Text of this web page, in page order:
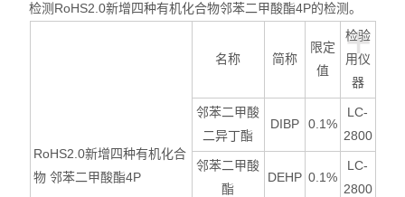
检测RoHS2.0新增四种有机化合物邻苯二甲酸酯4P的检测。
+
RoHS2.0新增四种有机化合
物 邻苯二甲酸酯4P
名称 简称
限定
值
检验
用仪
器
邻苯二甲酸
二异丁酯
DIBP 0.1%
LC-
2800
邻苯二甲酸
酯
DEHP 0.1%
LC-
2800